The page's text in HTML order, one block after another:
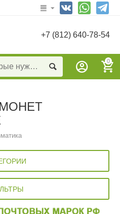
+7 (812) 640-78-54
0